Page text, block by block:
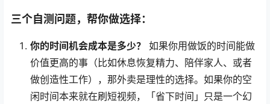
三个自测问题，帮你做选择：
你的时间机会成本是多少？
如果你用做饭的时间能做
价值更高的事（比如休息恢复精力、陪伴家人、或者
做创造性工作），那外卖是理性的选择。如果你的空
闲时间本来就在刷短视频，「省下时间」只是一个幻